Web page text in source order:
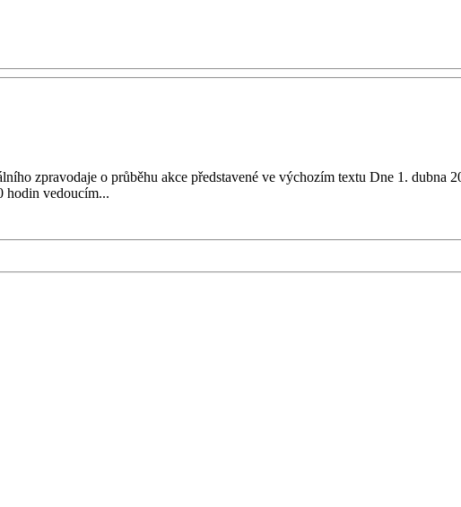
zpravodaje o průběhu akce představené ve výchozím textu Dne 1. dubna
hodin vedoucím...